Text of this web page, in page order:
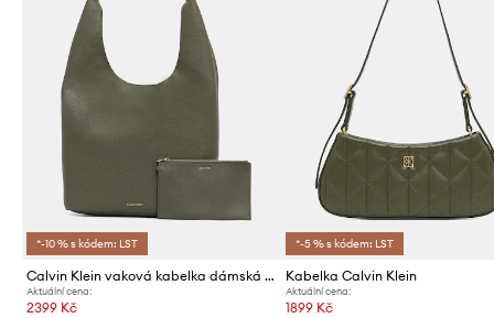
*-10 % s kódem: LST
Calvin Klein vaková kabelka dámská z imitace kůže
Aktuální cena:
2399 Kč
*-5 % s kódem: LST
Kabelka Calvin Klein
Aktuální cena:
1899 Kč